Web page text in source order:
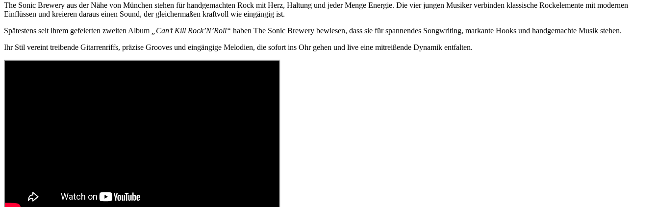
The Sonic Brewery aus der Nähe von München stehen für handgemachten Rock mit Herz, Haltung und jeder Menge Energie. Die vier jungen Musiker verbinden klassische Rockelemente mit modernen
Einflüssen und kreieren daraus einen Sound, der gleichermaßen kraftvoll wie eingängig ist.
Spätestens seit ihrem gefeierten zweiten Album
„Can’t Kill Rock’N’Roll“ haben The Sonic Brewery bewiesen, dass sie für spannendes Songwriting, markante Hooks und handgemachte Musik stehen.
Ihr Stil vereint treibende Gitarrenriffs, präzise Grooves und eingängige Melodien, die sofort ins Ohr gehen und live eine mitreißende Dynamik entfalten.